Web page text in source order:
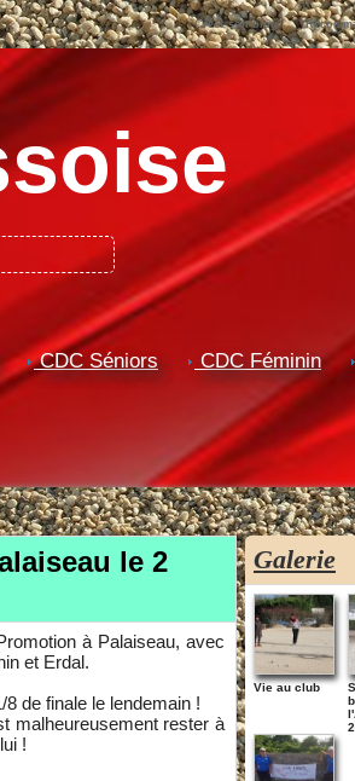
Créer son blog
CDC Séniors CDC Féminin
le 2
à Palaiseau, avec
et Erdal.
de finale le lendemain !
malheureusement rester à
!
Galerie
Vie au club